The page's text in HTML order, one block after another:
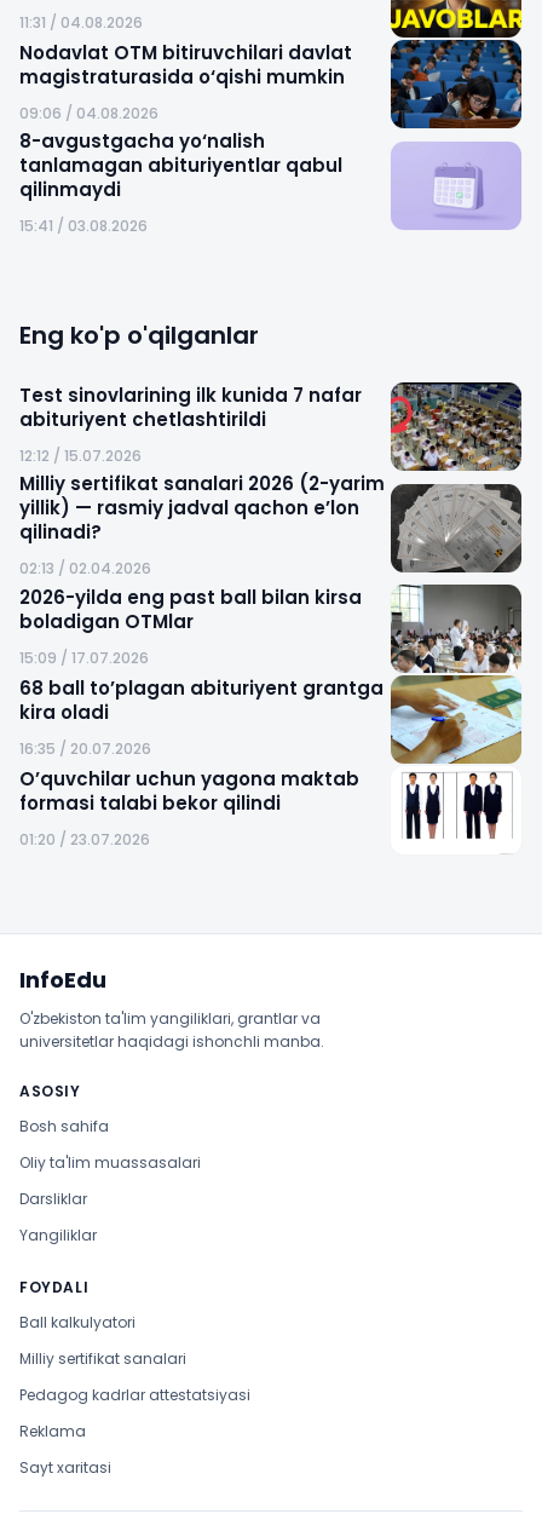
11:31 / 04.08.2026
Nodavlat OTM bitiruvchilari davlat
magistraturasida o‘qishi mumkin
09:06 / 04.08.2026
8-avgustgacha yo‘nalish
tanlamagan abituriyentlar qabul
qilinmaydi
15:41 / 03.08.2026
Eng ko'p o'qilganlar
Test sinovlarining ilk kunida 7 nafar
abituriyent chetlashtirildi
12:12 / 15.07.2026
Milliy sertifikat sanalari 2026 (2-yarim
yillik) — rasmiy jadval qachon e’lon
qilinadi?
02:13 / 02.04.2026
2026-yilda eng past ball bilan kirsa
boladigan OTMlar
15:09 / 17.07.2026
68 ball to’plagan abituriyent grantga
kira oladi
16:35 / 20.07.2026
O’quvchilar uchun yagona maktab
formasi talabi bekor qilindi
01:20 / 23.07.2026
InfoEdu
O'zbekiston ta'lim yangiliklari, grantlar va
universitetlar haqidagi ishonchli manba.
ASOSIY
Bosh sahifa
Oliy ta'lim muassasalari
Darsliklar
Yangiliklar
FOYDALI
Ball kalkulyatori
Milliy sertifikat sanalari
Pedagog kadrlar attestatsiyasi
Reklama
Sayt xaritasi